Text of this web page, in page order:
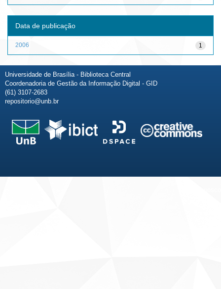
Data de publicação
1
2006
Universidade de Brasília - Biblioteca Central
Coordenadoria de Gestão da Informação Digital - GID
(61) 3107-2683
repositorio@unb.br